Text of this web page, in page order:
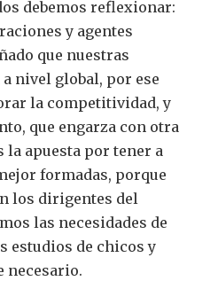
debemos reflexionar:
y agentes
que nuestras
nivel global, por ese
la competitividad, y
que engarza con otra
la apuesta por tener a
formadas, porque
los dirigentes del
las necesidades de
estudios de chicos y
necesario.